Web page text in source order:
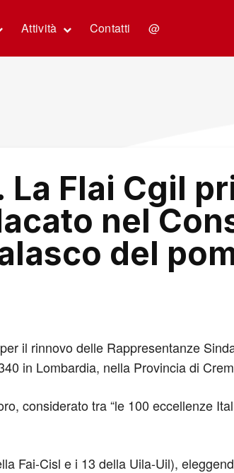
Attività Contatti @
La Flai Cgil
nel
del
il rinnovo delle Rappresentanze
in Lombardia, nella Provincia di
considerato tra “le 100 eccellenze
Fai-Cisl e i 13 della Uila-Uil),